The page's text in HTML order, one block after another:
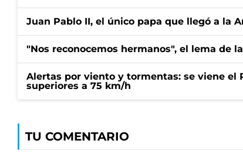
Juan Pablo II, el único papa que llegó a la
"Nos reconocemos hermanos", el lema de
Alertas por viento y tormentas: se viene el
superiores a 75 km/h
TU COMENTARIO